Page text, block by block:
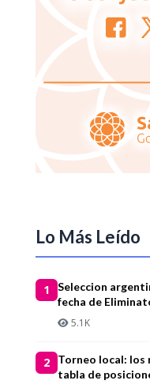
Lo Más Leído
1
Seleccion
fecha de
5.1K
2
Torneo local: los
tabla de